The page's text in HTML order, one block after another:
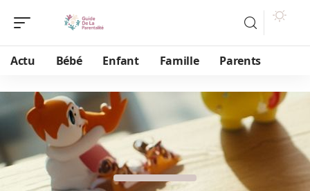
Actu Bébé Enfant Famille Parents